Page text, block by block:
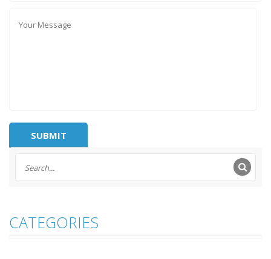
CATEGORIES